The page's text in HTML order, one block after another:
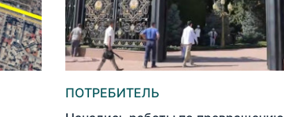
ПОТРЕБИТЕЛЬ